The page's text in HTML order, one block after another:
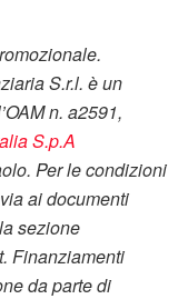
S.r.l. è un
n. a2591,
S.p.A
Per le condizioni
ai documenti
sezione
Finanziamenti
da parte di